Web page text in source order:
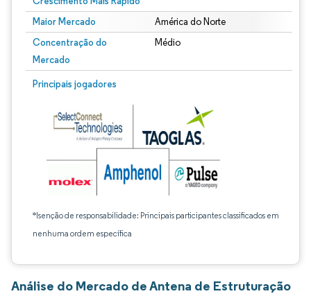
Maior Mercado América do Norte
Concentração do
Mercado
Médio
Principais jogadores
*Isenção de responsabilidade: Principais participantes classificados em
nenhuma ordem específica
Análise do Mercado de Antena de Estruturação